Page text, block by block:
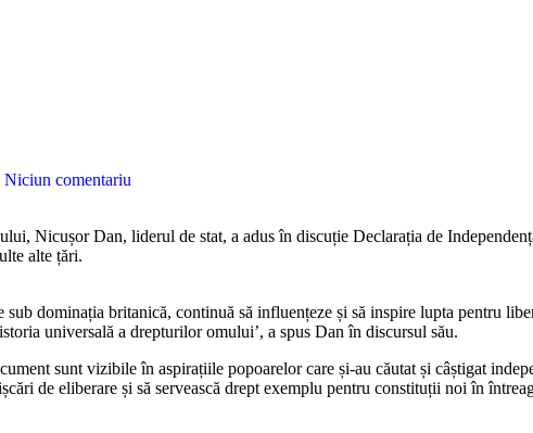
Niciun comentariu
alte țări.
dominația britanică, continuă să influențeze și să inspire lupta pentru
universală a drepturilor omului’, a spus Dan în discursul său.
sunt vizibile în aspirațiile popoarelor care și-au căutat și câștigat
de eliberare și să servească drept exemplu pentru constituții noi în